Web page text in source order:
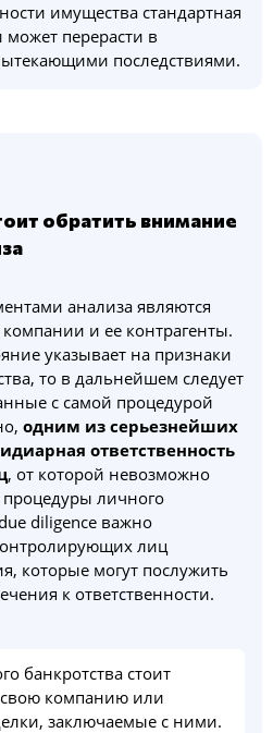
имущества стандартная
перерасти в
последствиями.
обратить внимание
анализа являются
и ее контрагенты.
указывает на признаки
то в дальнейшем следует
с самой процедурой
одним из серьезнейших
ответственность
, от которой невозможно
процедуры личного
diligence важно
лиц
которые могут послужить
к ответственности.
банкротства стоит
компанию или
заключаемые с ними.